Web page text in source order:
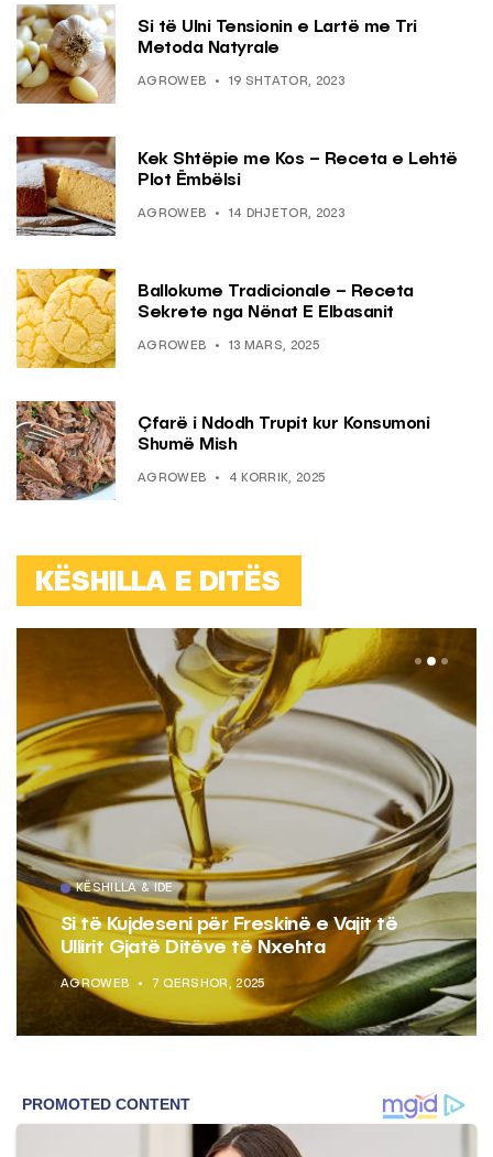
Si të Ulni Tensionin e Lartë me Tri
Metoda Natyrale
AGROWEB 19 SHTATOR, 2023
Kek Shtëpie me Kos – Receta e Lehtë
Plot Ëmbëlsi
AGROWEB 14 DHJETOR, 2023
Ballokume Tradicionale – Receta
Sekrete nga Nënat E Elbasanit
AGROWEB 13 MARS, 2025
Çfarë i Ndodh Trupit kur Konsumoni
Shumë Mish
AGROWEB 4 KORRIK, 2025
KËSHILLA E DITËS
KËSHILLA & IDE
Si të Kujdeseni për Freskinë e Vajit të
Ullirit Gjatë Ditëve të Nxehta
AGROWEB 7 QERSHOR, 2025